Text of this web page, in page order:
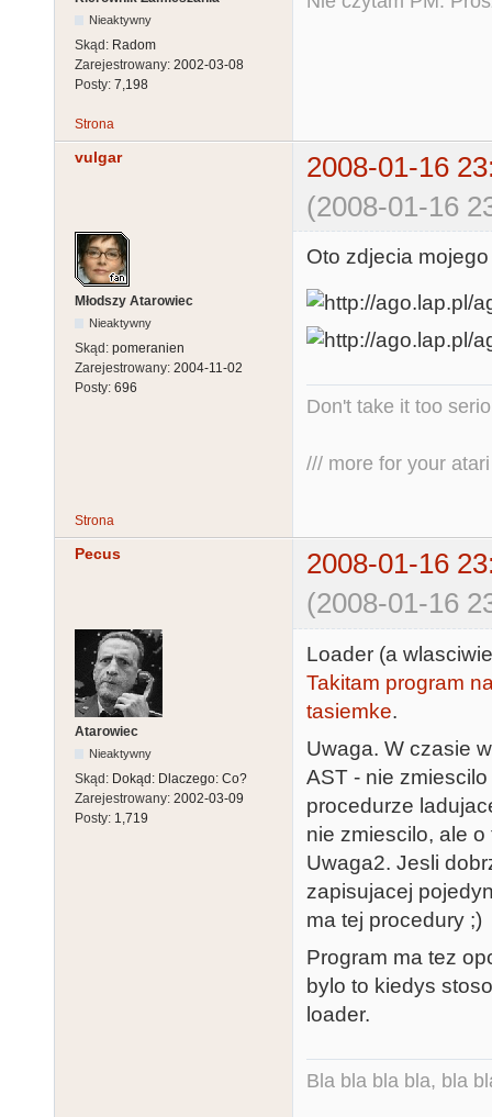
Nieaktywny
Skąd: Radom
Zarejestrowany: 2002-03-08
Posty: 7,198
Strona
vulgar
2008-01-16
(2008-01-16
Młodszy Atarowiec
Nieaktywny
Skąd: pomeranien
Zarejestrowany: 2004-11-02
Posty: 696
Oto zdjecia
Don't take it too
/// more for your
Strona
Pecus
2008-01-16
(2008-01-16
Atarowiec
Nieaktywny
Skąd: Dokąd: Dlaczego: Co?
Zarejestrowany: 2002-03-09
Posty: 1,719
Loader (a
Takitam program
tasiemke.
Uwaga. W czasie
AST - nie
procedurze
nie zmiescilo, ale o
Uwaga2. Jesli
zapisujacej
ma tej procedury ;)
Program ma tez
bylo to kiedys
loader.
Bla bla bla bla, bla